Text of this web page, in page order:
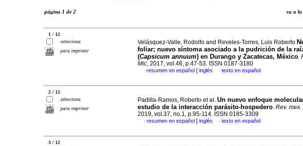
página 1 de 2 va a
1 / 12
selecciona
para imprimir
Velásquez-Valle, Rodolfo and Reveles-Torres, Luis Roberto
foliar; nuevo síntoma asociado a la pudrición de la
(Capsicum annuum) en Durango y Zacatecas, México.
Mic, 2017, vol.46, p.47-53. ISSN 0187-3180
· resumen en español inglés · texto en español
2 / 12
selecciona
para imprimir
Padilla-Ramos, Roberto et al. Un nuevo enfoque
estudio de la interacción parásito-hospedero. Rev.
2019, vol.37, no.1, p.95-114. ISSN 0185-3309
· resumen en español inglés · texto en español
3 / 12